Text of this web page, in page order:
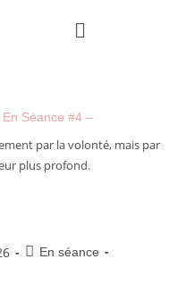
par la volonté, mais par
plus profond.
En séance